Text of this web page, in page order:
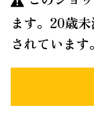
ます。20歳
されています。